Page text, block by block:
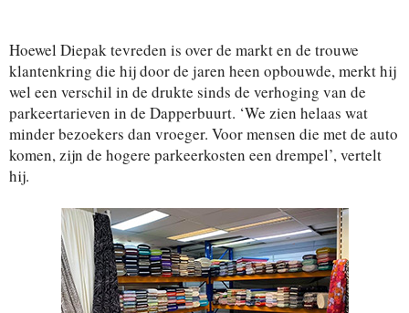
Hoewel Diepak tevreden is over de markt en de trouwe
klantenkring die hij door de jaren heen opbouwde, merkt hij
wel een verschil in de drukte sinds de verhoging van de
parkeertarieven in de Dapperbuurt. ‘We zien helaas wat
minder bezoekers dan vroeger. Voor mensen die met de auto
komen, zijn de hogere parkeerkosten een drempel’, vertelt
hij.